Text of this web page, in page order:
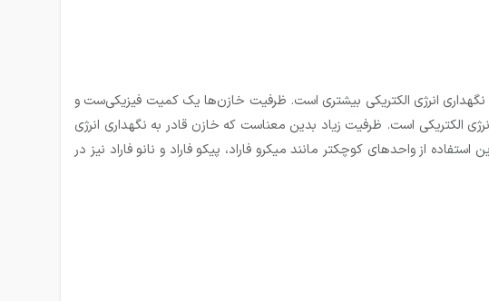
نگهداری انرژی الکتریکی بیشتری است. ظرفیت خازن‌ها یک کمیت فیزیکی‌ست و
الكتریكی است. ظرفیت زیاد بدین معناست كه خازن قادر به نگهداری انرژی
بالا می باشد، بنابراین استفاده از واحدهای كوچكتر مانند میکرو فاراد، پیکو فاراد و نانو فاراد نیز در